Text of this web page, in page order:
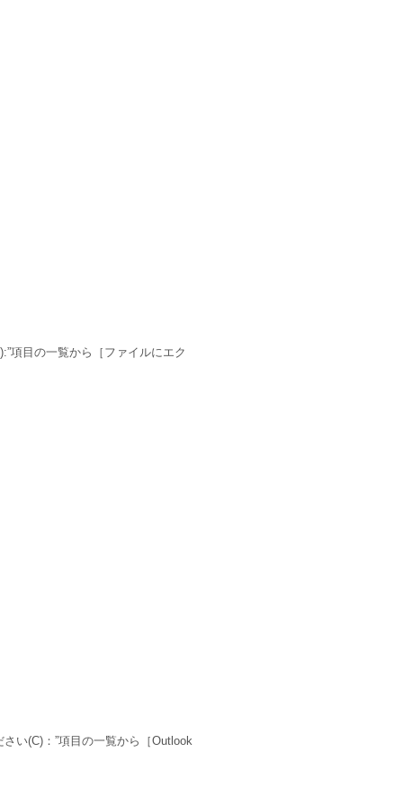
項目の一覧から［ファイルにエク
い(C)：”項目の一覧から［Outlook